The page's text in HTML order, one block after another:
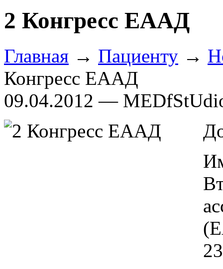
2 Конгресс ЕААД
Главная → Пациенту →
Конгресс ЕААД
09.04.2012 —